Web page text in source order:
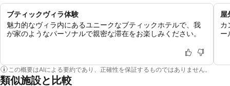
ブティックヴィラ体験
魅力的なヴィラ内にあるユニークなブティックホテルで、我
が家のようなパーソナルで親密な滞在をお楽しみください。
屋
カ
ー
この概要はAIによる要約であり、正確性を保証するものではありません。
類似施設と比較